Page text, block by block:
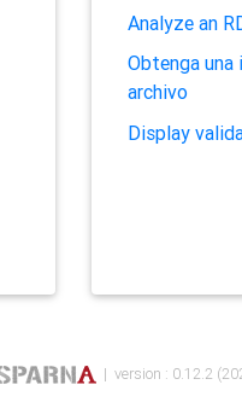
Analyze an
Obtenga una
archivo
Display
| version : 0.12.2